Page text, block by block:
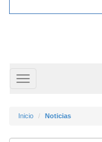
Toggle
navigation
Inicio Noticias